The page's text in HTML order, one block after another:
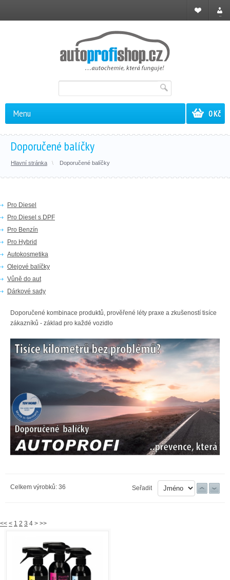
Registrace
0 Kč
Menu
Doporučené balíčky
Hlavní stránka Doporučené balíčky
Pro Diesel
Pro Diesel s DPF
Pro Benzín
Pro Hybrid
Autokosmetika
Olejové balíčky
Vůně do aut
Dárkové sady
Doporučené kombinace produktů, prověřené léty praxe a zkušeností tisíce
zákazníků - základ pro každé vozidlo
Celkem výrobků: 36 Seřadit
<< < 1 2 3 4 > >>